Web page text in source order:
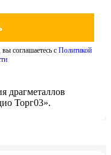
соглашаетесь с Политикой
драгметаллов
Торг03».